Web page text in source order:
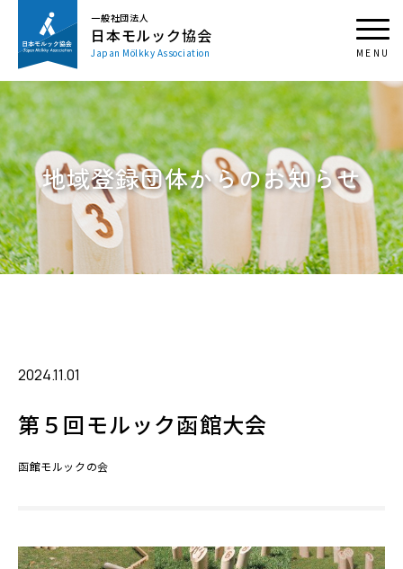
一般社団法人
日本モルック協会
Japan Mölkky Association
地域登録団体からのお知らせ
2024.11.01
第５回モルック函館大会
函館モルックの会